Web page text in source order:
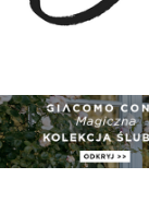
ADVERTISING
ZGŁOSZENIA